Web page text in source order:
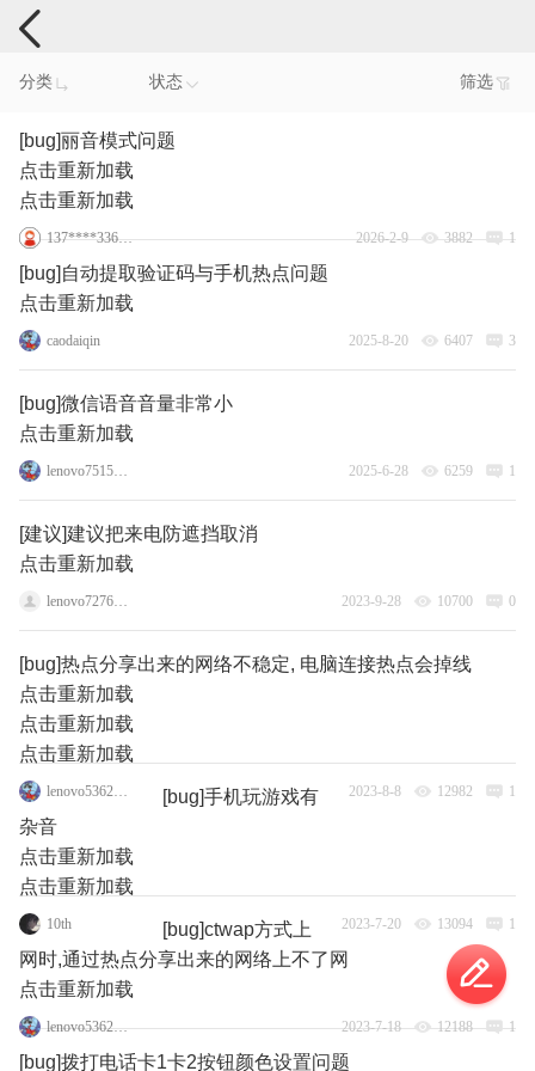
手机反馈
分类 状态 筛选
[bug]丽音模式问题
点击重新加载
点击重新加载
137****3360_8 2026-2-9 3882 1
[bug]自动提取验证码与手机热点问题
点击重新加载
caodaiqin 2025-8-20 6407 3
[bug]微信语音音量非常小
点击重新加载
lenovo75150856 2025-6-28 6259 1
[建议]建议把来电防遮挡取消
点击重新加载
lenovo72767826 2023-9-28 10700 0
[bug]热点分享出来的网络不稳定, 电脑连接热点会掉线
点击重新加载
点击重新加载
点击重新加载
lenovo53629131 2023-8-8 12982 1
[bug]手机玩游戏有
杂音
点击重新加载
点击重新加载
10th 2023-7-20 13094 1
[bug]ctwap方式上
网时,通过热点分享出来的网络上不了网
点击重新加载
lenovo53629131 2023-7-18 12188 1
[bug]拨打电话卡1卡2按钮颜色设置问题